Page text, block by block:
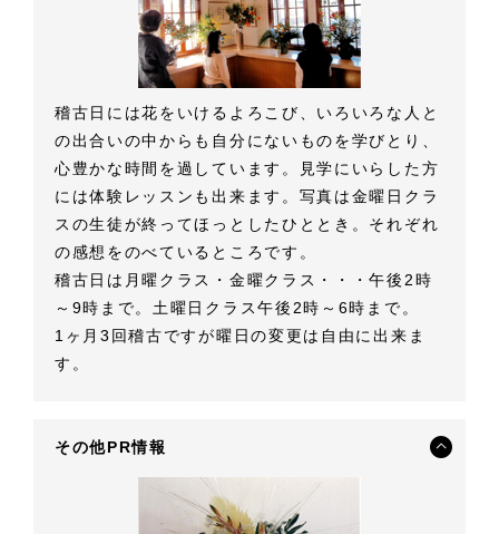
稽古日には花をいけるよろこび、いろいろな人と
の出合いの中からも自分にないものを学びとり、
心豊かな時間を過しています。見学にいらした方
には体験レッスンも出来ます。写真は金曜日クラ
スの生徒が終ってほっとしたひととき。それぞれ
の感想をのべているところです。
稽古日は月曜クラス・金曜クラス・・・午後2時
～9時まで。土曜日クラス午後2時～6時まで。
1ヶ月3回稽古ですが曜日の変更は自由に出来ま
す。
その他PR情報